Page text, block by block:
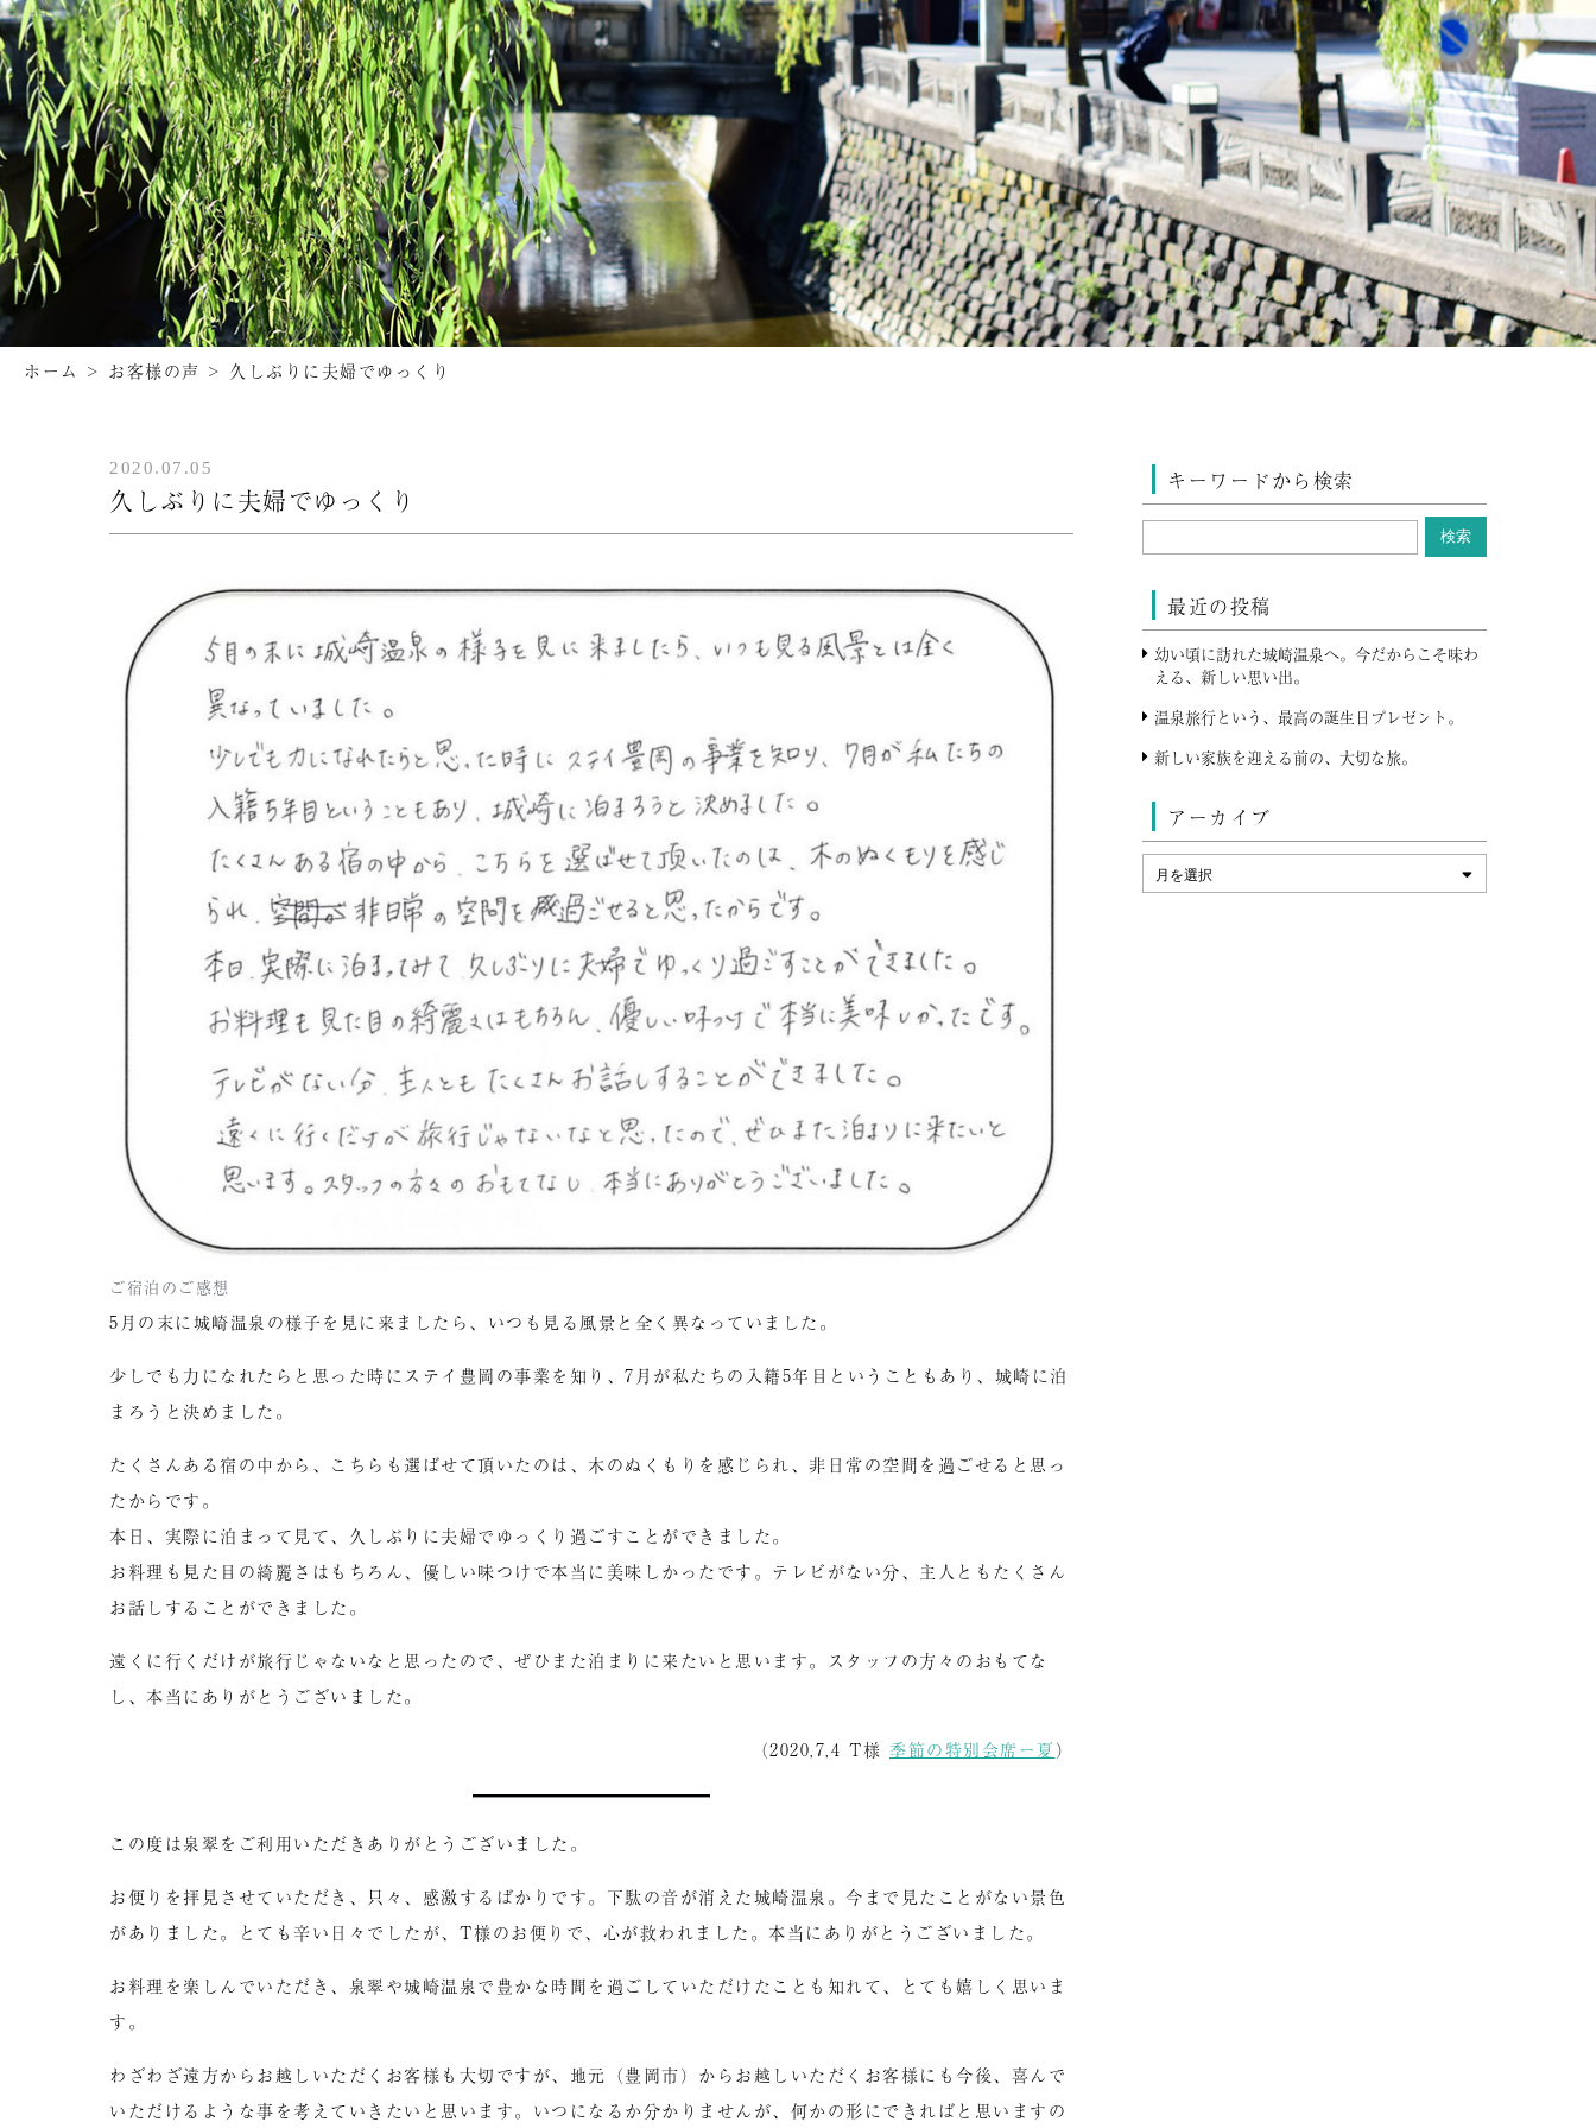
ホーム > お客様の声 > 久しぶりに夫婦でゆっくり
2020.07.05
久しぶりに夫婦でゆっくり
ご宿泊のご感想
5月の末に城崎温泉の様子を見に来ましたら、いつも見る風景と全く異なっていました。
少しでも力になれたらと思った時にステイ豊岡の事業を知り、7月が私たちの入籍5年目ということもあり、城崎に泊
まろうと決めました。
たくさんある宿の中から、こちらも選ばせて頂いたのは、木のぬくもりを感じられ、非日常の空間を過ごせると思っ
たからです。
本日、実際に泊まって見て、久しぶりに夫婦でゆっくり過ごすことができました。
お料理も見た目の綺麗さはもちろん、優しい味つけで本当に美味しかったです。テレビがない分、主人ともたくさん
お話しすることができました。
遠くに行くだけが旅行じゃないなと思ったので、ぜひまた泊まりに来たいと思います。スタッフの方々のおもてな
し、本当にありがとうございました。
（2020,7,4 T様 季節の特別会席ー夏 ）
この度は泉翠をご利用いただきありがとうございました。
お便りを拝見させていただき、只々、感激するばかりです。下駄の音が消えた城崎温泉。今まで見たことがない景色
がありました。とても辛い日々でしたが、T様のお便りで、心が救われました。本当にありがとうございました。
お料理を楽しんでいただき、泉翠や城崎温泉で豊かな時間を過ごしていただけたことも知れて、とても嬉しく思いま
す。
わざわざ遠方からお越しいただくお客様も大切ですが、地元（豊岡市）からお越しいただくお客様にも今後、喜んで
いただけるような事を考えていきたいと思います。いつになるか分かりませんが、何かの形にできればと思いますの
キーワードから検索
最近の投稿
幼い頃に訪れた城崎温泉へ。今だからこそ味わ
える、新しい思い出。
温泉旅行という、最高の誕生日プレゼント。
新しい家族を迎える前の、大切な旅。
アーカイブ